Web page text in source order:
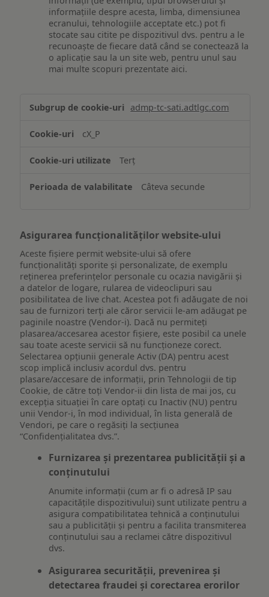
informațiile despre acesta, limba, dimensiunea
ecranului, tehnologiile acceptate etc.) pot fi
stocate sau citite pe dispozitivul dvs. pentru a le
recunoaște de fiecare dată când se conectează la
o aplicație sau la un site web, pentru unul sau
mai multe scopuri prezentate aici.
și/sau
informațiilor
pe
dispozitiv
admp-tc-sati.adtlgc.com
cX_P
Terț
Câteva secunde
Asigurarea funcționalităților website-ului
Aceste fișiere permit website-ului să ofere
funcționalități sporite și personalizate, de exemplu
reţinerea preferinţelor personale cu ocazia navigării și
a datelor de logare, rularea de videoclipuri sau
posibilitatea de live chat. Acestea pot fi adăugate de noi
sau de furnizori terți ale căror servicii le-am adăugat pe
paginile noastre (Vendor-i). Dacă nu permiteți
plasarea/accesarea acestor fișiere, este posibil ca unele
sau toate aceste servicii să nu funcționeze corect.
Selectarea opțiunii generale Activ (DA) pentru acest
scop implică inclusiv acordul dvs. pentru
plasare/accesare de informații, prin Tehnologii de tip
Cookie, de către toți Vendor-ii din lista de mai jos, cu
excepția situației în care optați cu Inactiv (NU) pentru
unii Vendor-i, în mod individual, în lista generală de
Vendori, pe care o regăsiți la secțiunea
“Confidențialitatea dvs.”.
Furnizarea și prezentarea publicității și a
conținutului
Anumite informații (cum ar fi o adresă IP sau
capacitățile dispozitivului) sunt utilizate pentru a
asigura compatibilitatea tehnică a conținutului
sau a publicității și pentru a facilita transmiterea
conținutului sau a reclamei către dispozitivul
dvs.
Asigurarea securității, prevenirea și
detectarea fraudei și corectarea erorilor